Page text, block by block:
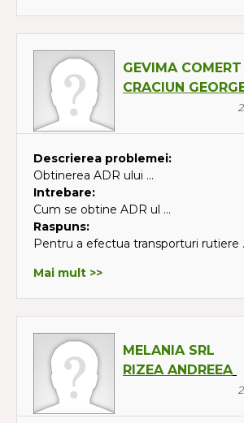
CRACIUN
Descrierea problemei:
Obtinerea ADR ului ...
Intrebare:
Cum se obtine ADR ul ...
Raspuns:
Pentru a efectua transporturi rutiere
Mai mult >>
MELANIA SRL
RIZEA ANDREEA